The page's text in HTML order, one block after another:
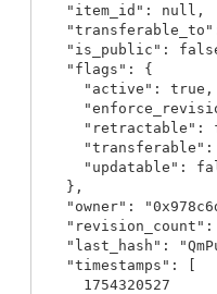
    "item_id": null,
"is_public":
    "flags": {
      "active": true,
"retractable":
"transferable":
"updatable":
    },
"owner":
"revision_count":
"last_hash":
    "timestamps": [
      1754320527